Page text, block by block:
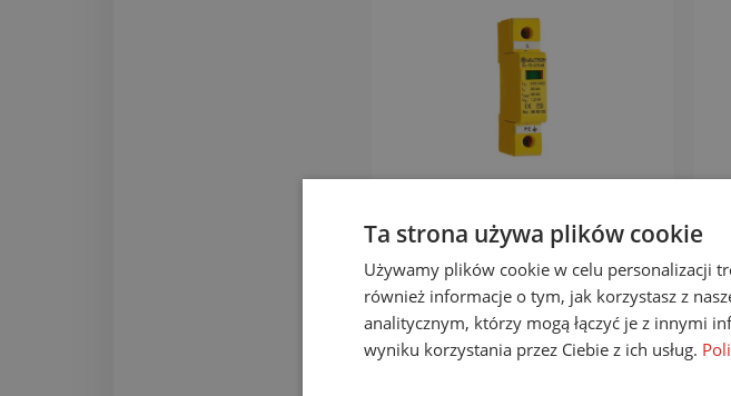
zobacz produkt
Ta strona używa plików cookie
Używamy plików cookie w celu personalizacji
również informacje o tym, jak korzystasz z
analitycznym, którzy mogą łączyć je z innymi
wyniku korzystania przez Ciebie z ich usług.